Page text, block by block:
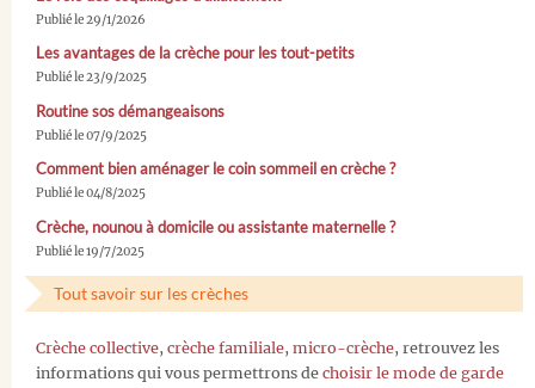
Publié le 29/1/2026
Les avantages de la crèche pour les tout-petits
Publié le 23/9/2025
Routine sos démangeaisons
Publié le 07/9/2025
Comment bien aménager le coin sommeil en crèche ?
Publié le 04/8/2025
Crèche, nounou à domicile ou assistante maternelle ?
Publié le 19/7/2025
Tout savoir sur les crèches
Crèche collective, crèche familiale, micro-crèche, retrouvez les
informations qui vous permettrons de choisir le mode de garde